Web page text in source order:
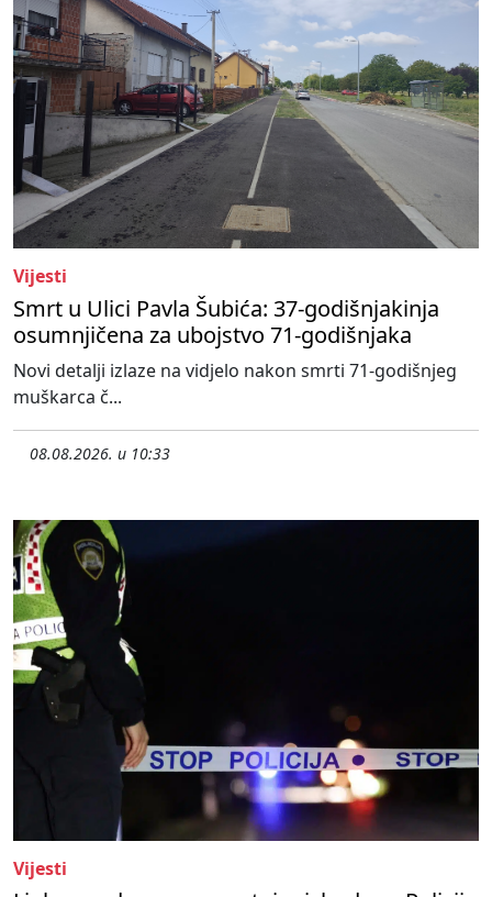
Vijesti
Smrt u Ulici Pavla Šubića: 37-godišnjakinja
osumnjičena za ubojstvo 71-godišnjaka
Novi detalji izlaze na vidjelo nakon smrti 71-godišnjeg
muškarca č...
08.08.2026. u 10:33
Vijesti